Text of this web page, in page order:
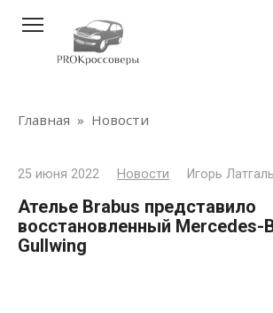
контенту
Главная » Новости
25 июня 2022 Новости Игорь
Ателье Brabus представило
восстановленный Mercedes-
Gullwing